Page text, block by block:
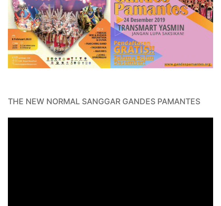
THE NEW NORMAL SANGGAR GANDES PAMANTES